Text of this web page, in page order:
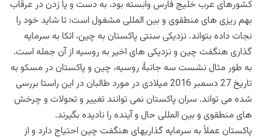
کشورهای عرب خلیج فارس وابسته بود، به دست و پا زدن در عرقاب
بهم ریزی های منطقوی و بین المللی مشغول است؛ تا شاید خود را
نجات داده بتواند. نزدیکی سنتی پاکستان به چین، اتکا به سرمایه
گذاری هنگفت چین و نزدیکی های اخیر به روسیه از آن جمله است.
به طور مثال نشست سه جانبۀ روسیه، چین و پاکستان در مسکو به
تاریخ 27 دسمبر 2016 میلادی در مورد طالبان در این راستا بررسی
شده می تواند. سران پاکستان نمی توانند تغییر و تحولات و چرخش
های منطقوی و بین المللی حال و آینده را نادیده بگیرند.
پاکستان عملاً به سرمایه گذاریهای هنگفت چین احتیاج دارد و از